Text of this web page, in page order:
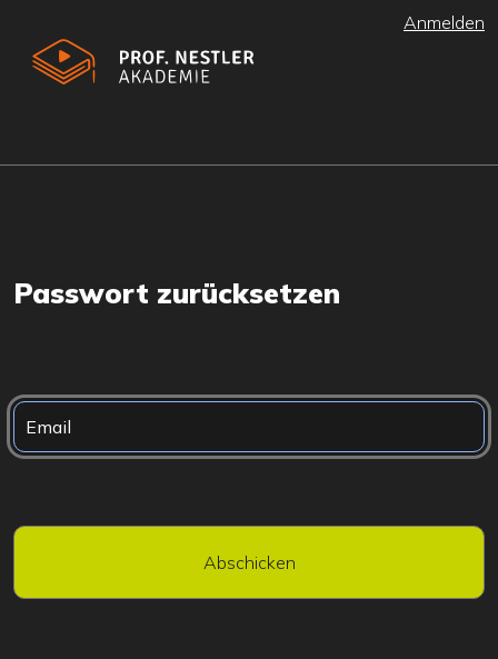
Anmelden
Passwort zurücksetzen
E-Mail
Abschicken